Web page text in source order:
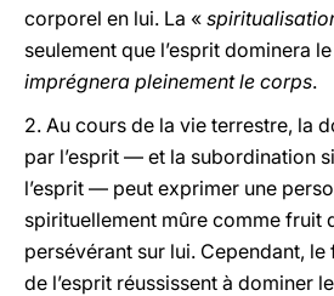
corporel en lui. La «
seulement que l’esprit dominera
imprégnera pleinement le corps.
2. Au cours de la vie terrestre, la
par l’esprit — et la subordination
l’esprit — peut exprimer une
spirituellement mûre comme fruit
persévérant sur lui. Cependant,
de l’esprit réussissent à dominer